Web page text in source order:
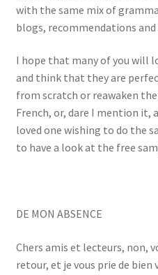
with the same mix of
blogs, recommendations and
I hope that many of you will
and think that they are
from scratch or reawaken
French, or, dare I mention it,
loved one wishing to do the
to have a look at the free
DE MON ABSENCE
Chers amis et lecteurs, non,
retour, et je vous prie de bien